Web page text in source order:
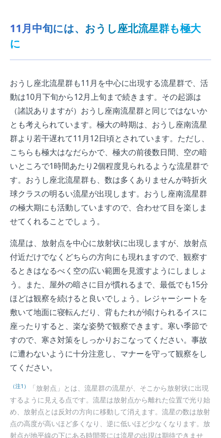
11月中旬には、おうし座北流星群も極大
に
おうし座北流星群も11月を中心に出現する流星群で、活
動は10月下旬から12月上旬まで続きます。その起源は
（諸説ありますが）おうし座南流星群と同じではないか
とも考えられています。極大の時期は、おうし座南流星
群より若干遅れて11月12日頃とされています。ただし、
こちらも極大はなだらかで、極大の前後数日間、空の暗
いところで1時間あたり2個程度見られるような流星群で
す。おうし座北流星群も、数は多くありませんが時折火
球クラスの明るい流星が出現します。おうし座南流星群
の極大期にも活動していますので、合わせて目を楽しま
せてくれることでしょう。
流星は、放射点を中心に放射状に出現しますが、放射点
付近だけでなくどちらの方向にも現れますので、観察す
るときはなるべく空の広い範囲を見渡すようにしましょ
う。また、屋外の暗さに目が慣れるまで、最低でも15分
ほどは観察を続けると良いでしょう。レジャーシートを
敷いて地面に寝転んだり、背もたれが傾けられるイスに
座ったりすると、楽な姿勢で観察できます。寒い季節で
すので、寒さ対策をしっかりおこなってください。事故
に遭わないように十分注意し、マナーを守って観察をし
てください。
（注1）
「放射点」とは、流星群の流星が、そこから放射状に出現
するように見える点です。流星は放射点から離れた位置で光り始
め、放射点とは反対の方向に移動して消えます。流星の数は放射
点の高度が高いほど多くなり、逆に低いほど少なくなります。放
射点が地平線の下にある時間帯には流星の出現は期待できませ